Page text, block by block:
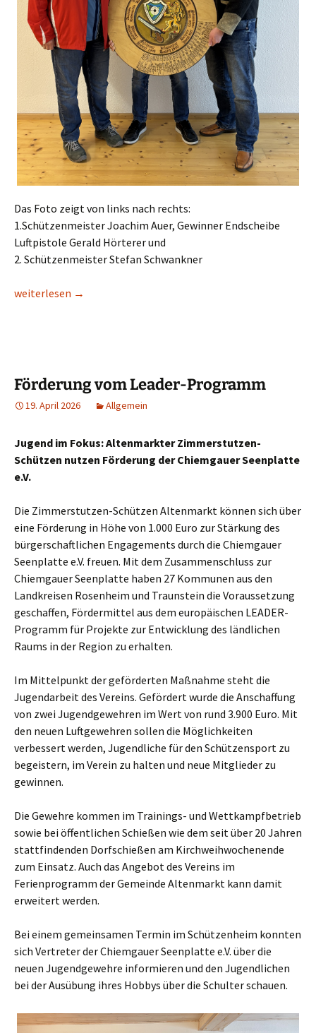
Das Foto zeigt von links nach rechts:
1.Schützenmeister Joachim Auer, Gewinner Endscheibe
Luftpistole Gerald Hörterer und
2. Schützenmeister Stefan Schwankner
Endschießen 2026
weiterlesen →
Förderung vom Leader-Programm
19. April 2026 Allgemein
Jugend im Fokus: Altenmarkter Zimmerstutzen-
Schützen nutzen Förderung der Chiemgauer Seenplatte
e.V.
Die Zimmerstutzen-Schützen Altenmarkt können sich über
eine Förderung in Höhe von 1.000 Euro zur Stärkung des
bürgerschaftlichen Engagements durch die Chiemgauer
Seenplatte e.V. freuen. Mit dem Zusammenschluss zur
Chiemgauer Seenplatte haben 27 Kommunen aus den
Landkreisen Rosenheim und Traunstein die Voraussetzung
geschaffen, Fördermittel aus dem europäischen LEADER-
Programm für Projekte zur Entwicklung des ländlichen
Raums in der Region zu erhalten.
Im Mittelpunkt der geförderten Maßnahme steht die
Jugendarbeit des Vereins. Gefördert wurde die Anschaffung
von zwei Jugendgewehren im Wert von rund 3.900 Euro. Mit
den neuen Luftgewehren sollen die Möglichkeiten
verbessert werden, Jugendliche für den Schützensport zu
begeistern, im Verein zu halten und neue Mitglieder zu
gewinnen.
Die Gewehre kommen im Trainings- und Wettkampfbetrieb
sowie bei öffentlichen Schießen wie dem seit über 20 Jahren
stattfindenden Dorfschießen am Kirchweihwochenende
zum Einsatz. Auch das Angebot des Vereins im
Ferienprogramm der Gemeinde Altenmarkt kann damit
erweitert werden.
Bei einem gemeinsamen Termin im Schützenheim konnten
sich Vertreter der Chiemgauer Seenplatte e.V. über die
neuen Jugendgewehre informieren und den Jugendlichen
bei der Ausübung ihres Hobbys über die Schulter schauen.